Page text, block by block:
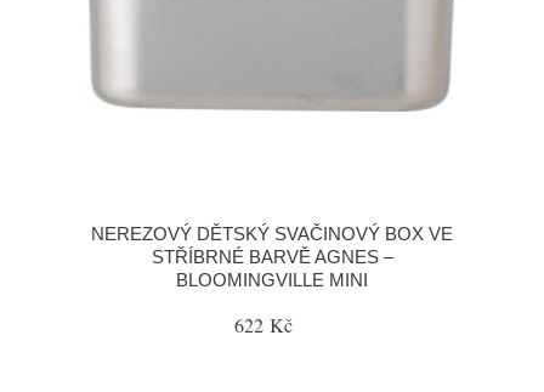
NEREZOVÝ DĚTSKÝ SVAČINOVÝ BOX VE
STŘÍBRNÉ BARVĚ AGNES –
BLOOMINGVILLE MINI
622 Kč